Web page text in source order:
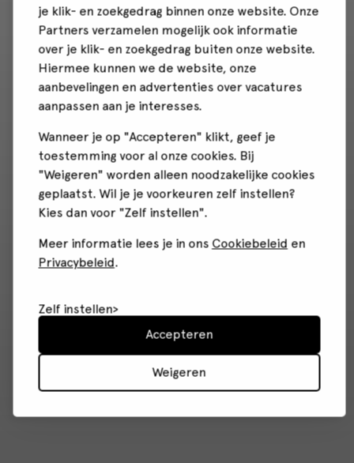
je klik- en zoekgedrag binnen onze website. Onze
Partners verzamelen mogelijk ook informatie
over je klik- en zoekgedrag buiten onze website.
Hiermee kunnen we de website, onze
aanbevelingen en advertenties over vacatures
aanpassen aan je interesses.
Wanneer je op "Accepteren" klikt, geef je
toestemming voor al onze cookies. Bij
"Weigeren" worden alleen noodzakelijke cookies
geplaatst. Wil je je voorkeuren zelf instellen?
Kies dan voor "Zelf instellen".
Meer informatie lees je in ons Cookiebeleid en
Privacybeleid.
Zelf instellen
Weigeren
Accepteren